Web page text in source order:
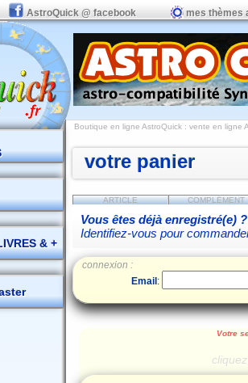
AstroQuick @ facebook mes thèmes
& +
Boutique en ligne AstroQuick : vente en ligne
votre panier
ARTICLE COMPLÉMENT
Vous êtes déjà enregistré(e) ?
Identifiez-vous pour
connexion :
Email :
Votre